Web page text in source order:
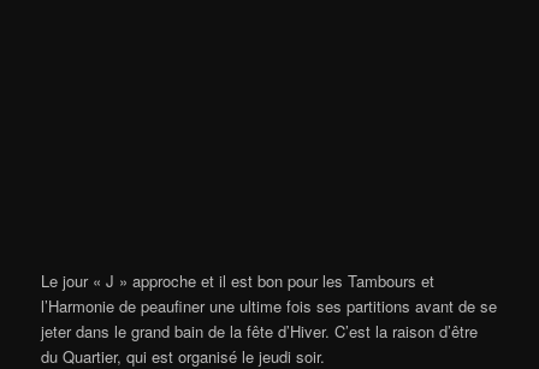
Le jour « J » approche et il est bon pour les Tambours et
l’Harmonie de peaufiner une ultime fois ses partitions avant de se
jeter dans le grand bain de la fête d’Hiver. C’est la raison d’être
du Quartier, qui est organisé le jeudi soir.